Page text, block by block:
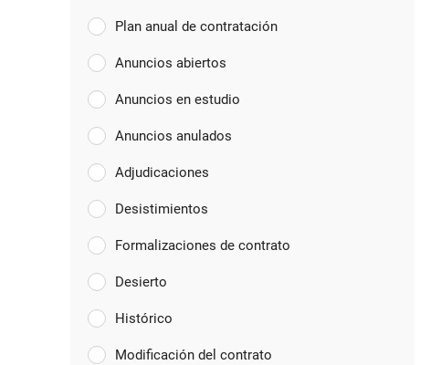
Plan anual de contratación
Anuncios abiertos
Anuncios en estudio
Anuncios anulados
Adjudicaciones
Desistimientos
Formalizaciones de contrato
Desierto
Histórico
Modificación del contrato